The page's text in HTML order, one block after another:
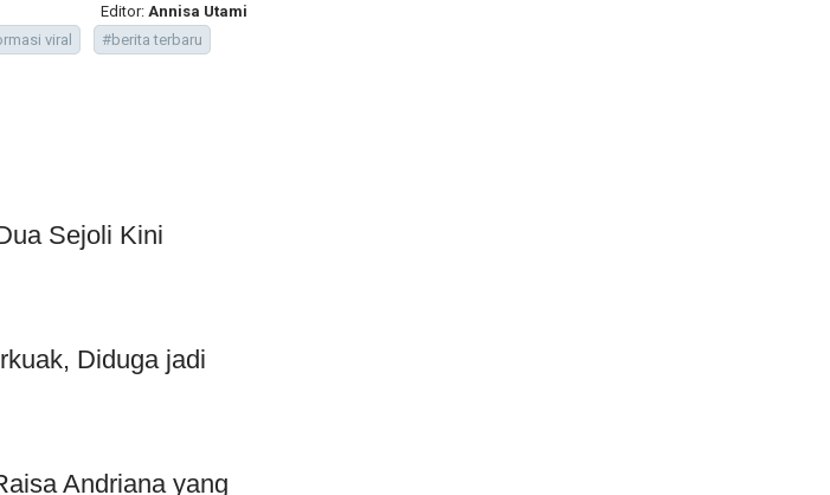
Editor: Annisa Utami
viral
#berita terbaru
Sejoli Kini
Diduga jadi
Andriana yang